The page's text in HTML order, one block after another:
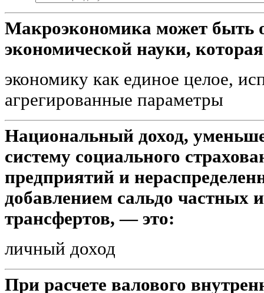
Макроэкономика может быть
экономической науки,
экономику как единое целое,
агрегированные параметры
Национальный доход,
систему социального
предприятий и
добавлением сальдо частных
трансфертов, — это:
личный доход
При расчете валового